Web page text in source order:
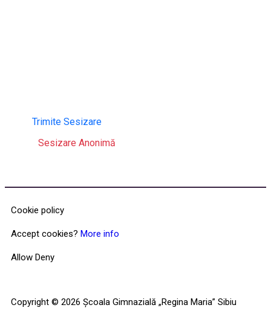
Trimite Sesizare
Sesizare Anonimă
Cookie policy
Accept cookies? More info
Allow Deny
Copyright © 2026 Școala Gimnazială „Regina Maria” Sibiu